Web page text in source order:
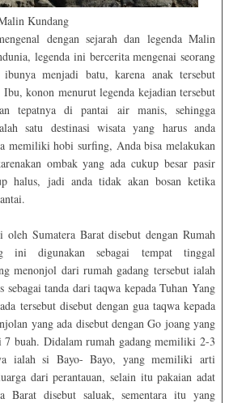
Kundang
dengan sejarah dan legenda Malin
legenda ini bercerita mengenai seorang
menjadi batu, karena anak tersebut
konon menurut legenda kejadian tersebut
tepatnya di pantai air manis, sehingga
satu destinasi wisata yang harus anda
memiliki hobi surfing, Anda bisa melakukan
ombak yang ada cukup besar pasir
halus, jadi anda tidak akan bosan ketika
Sumatera Barat disebut dengan Rumah
ini digunakan sebagai tempat tinggal
menonjol dari rumah gadang tersebut ialah
sebagai tanda dari taqwa kepada Tuhan Yang
tersebut disebut dengan gua taqwa kepada
yang ada disebut dengan Go joang yang
buah. Didalam rumah gadang memiliki 2-3
ialah si Bayo- Bayo, yang memiliki arti
dari perantauan, selain itu pakaian adat
Barat disebut saluak, sementara itu yang